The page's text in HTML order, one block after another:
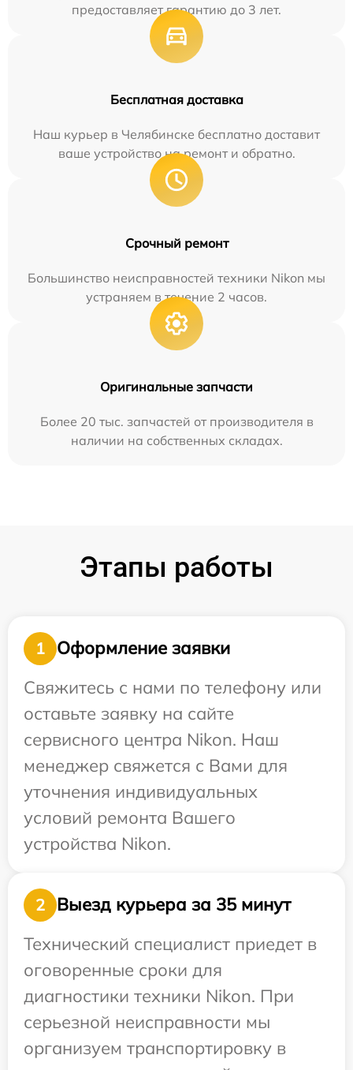
предоставляет гарантию до 3 лет.
Бесплатная доставка
Наш курьер в Челябинске бесплатно доставит
ваше устройство на ремонт и обратно.
Срочный ремонт
Большинство неисправностей техники Nikon мы
устраняем в течение 2 часов.
Оригинальные запчасти
Более 20 тыс. запчастей от производителя в
наличии на собственных складах.
Этапы работы
1
Оформление заявки
Свяжитесь с нами по телефону или
оставьте заявку на сайте
сервисного центра Nikon. Наш
менеджер свяжется с Вами для
уточнения индивидуальных
условий ремонта Вашего
устройства Nikon.
2
Выезд курьера за 35 минут
Технический специалист приедет в
оговоренные сроки для
диагностики техники Nikon. При
серьезной неисправности мы
организуем транспортировку в